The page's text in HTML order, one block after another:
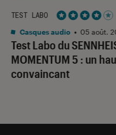
Test Labo du
MOMENTUM 5 : un
convaincant
TEST LABO
Noté 4 étoiles
Casques audio • 05 août.